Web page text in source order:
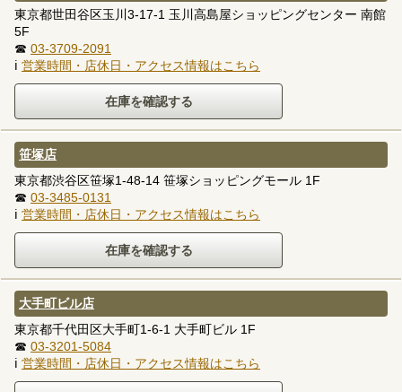
東京都世田谷区玉川3-17-1 玉川高島屋ショッピングセンター 南館
5F
☎ 03-3709-2091
ℹ 営業時間・店休日・アクセス情報はこちら
笹塚店
東京都渋谷区笹塚1-48-14 笹塚ショッピングモール 1F
☎ 03-3485-0131
ℹ 営業時間・店休日・アクセス情報はこちら
大手町ビル店
東京都千代田区大手町1-6-1 大手町ビル 1F
☎ 03-3201-5084
ℹ 営業時間・店休日・アクセス情報はこちら